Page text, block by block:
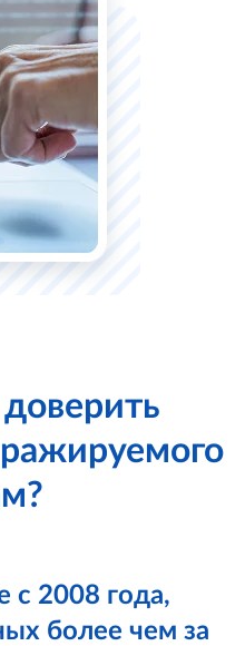
с 2008 года,
более чем за